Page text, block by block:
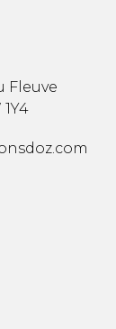
Fleuve
1Y4